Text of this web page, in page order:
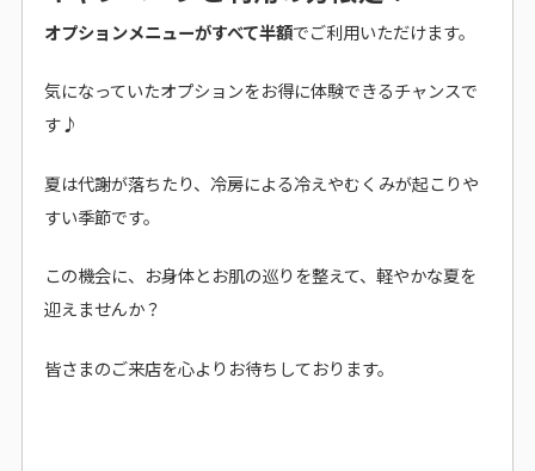
オプションメニューがすべて半額でご利用いただけます。
気になっていたオプションをお得に体験できるチャンスで
す♪
夏は代謝が落ちたり、冷房による冷えやむくみが起こりや
すい季節です。
この機会に、お身体とお肌の巡りを整えて、軽やかな夏を
迎えませんか？
皆さまのご来店を心よりお待ちしております。